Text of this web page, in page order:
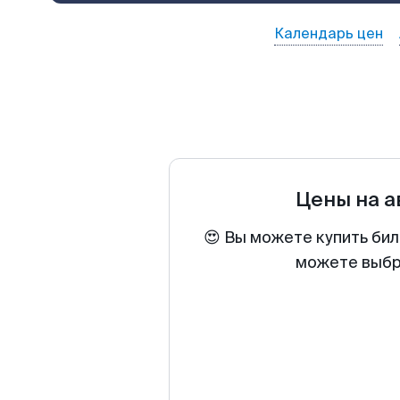
Календарь цен
Цены на
😍 Вы можете купить
можете